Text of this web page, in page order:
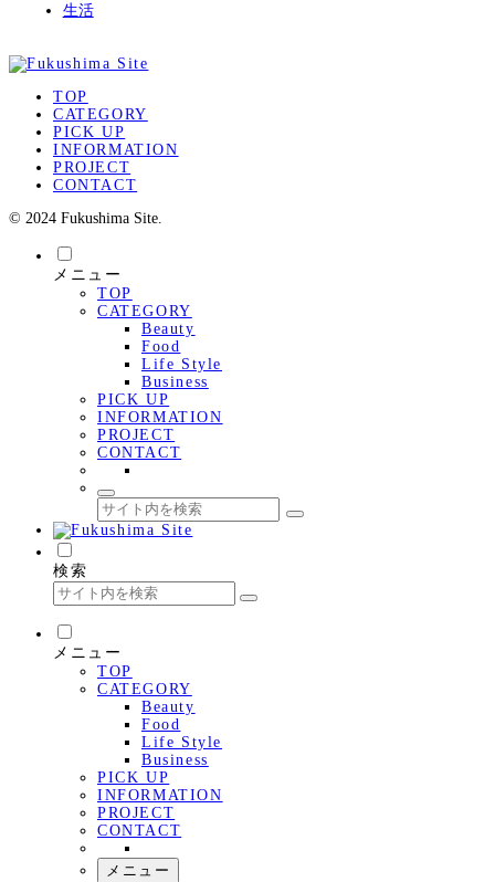
生活
TOP
CATEGORY
PICK UP
INFORMATION
PROJECT
CONTACT
© 2024 Fukushima Site.
メニュー
TOP
CATEGORY
Beauty
Food
Life Style
Business
PICK UP
INFORMATION
PROJECT
CONTACT
検索
メニュー
TOP
CATEGORY
Beauty
Food
Life Style
Business
PICK UP
INFORMATION
PROJECT
CONTACT
メニュー